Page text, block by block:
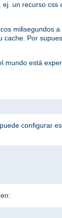
un recurso
milisegundos
Por
está
configurar